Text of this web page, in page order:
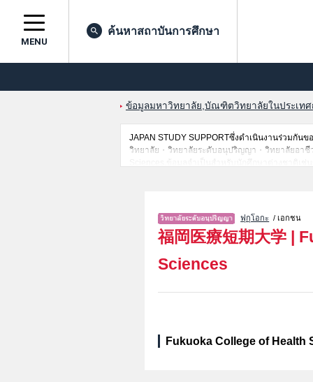
MENU
ค้นหาสถาบันการศึกษา
ข้อมูลมหาวิทยาลัย,บัณฑิตวิทยาลัยในประเท
JAPAN STUDY SUPPORTซึ่งดำเนินงานร่วมกั
วิทยาลัย・วิทยาลัยระดับอนุปริญญา・วิทยาลัยอาชี
Sciences,ข้อมูลจำเป็นสำหรับนักศึกษาต่างชาติเ
ฟุกุโอกะ / เอกชน
福岡医療短期大学 |
Sciences
Fukuoka College of